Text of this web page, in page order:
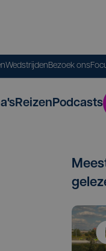
WedstrijdenBezoek ons
ReizenPodcasts